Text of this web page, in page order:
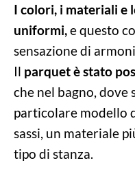
I colori, i materiali e
uniformi,e questo
sensazione di
Il parquet è stato
che nel bagno, dove
particolare modello
sassi, un materiale
tipo di stanza.